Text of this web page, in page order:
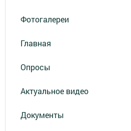
Фотогалереи
Главная
Опросы
Актуальное видео
Документы